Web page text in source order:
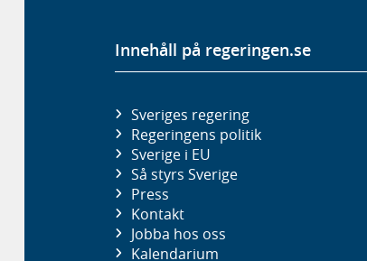
Innehåll på regeringen.se
Sveriges regering
Regeringens politik
Sverige i EU
Så styrs Sverige
Press
Kontakt
Jobba hos oss
Kalendarium